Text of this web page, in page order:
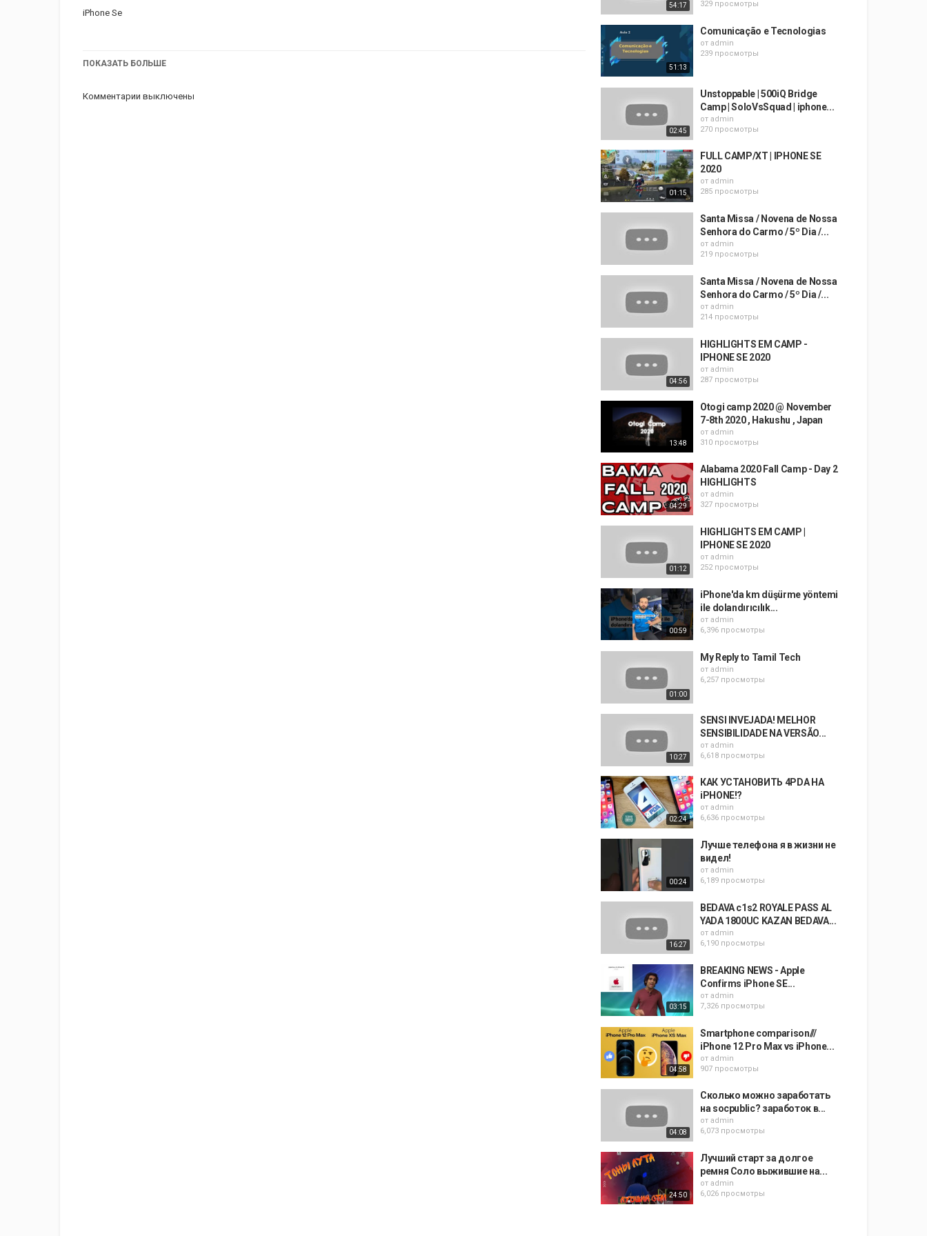
iPhone Se
#ruanff
ПОКАЗАТЬ БОЛЬШЕ
Комментарии выключены
54:17 329 просмотры
51:13
Comunicação e Tecnologias
от admin
239 просмотры
02:45
Unstoppable | 500iQ Bridge
Camp | SoloVsSquad | iphone...
от admin
270 просмотры
01:15
FULL CAMP/XT | IPHONE SE
2020
от admin
285 просмотры
Santa Missa / Novena de Nossa
Senhora do Carmo / 5º Dia /...
от admin
219 просмотры
Santa Missa / Novena de Nossa
Senhora do Carmo / 5º Dia /...
от admin
214 просмотры
04:56
HIGHLIGHTS EM CAMP -
IPHONE SE 2020
от admin
287 просмотры
13:48
Otogi camp 2020 @ November
7-8th 2020 , Hakushu , Japan
от admin
310 просмотры
04:29
Alabama 2020 Fall Camp - Day 2
HIGHLIGHTS
от admin
327 просмотры
01:12
HIGHLIGHTS EM CAMP |
IPHONE SE 2020
от admin
252 просмотры
00:59
iPhone'da km düşürme yöntemi
ile dolandırıcılık...
от admin
6,396 просмотры
01:00
My Reply to Tamil Tech
от admin
6,257 просмотры
10:27
SENSI INVEJADA! MELHOR
SENSIBILIDADE NA VERSÃO...
от admin
6,618 просмотры
02:24
КАК УСТАНОВИТЬ 4PDA НА
iPHONE!?
от admin
6,636 просмотры
00:24
Лучше телефона я в жизни не
видел!
от admin
6,189 просмотры
16:27
BEDAVA c1s2 ROYALE PASS AL
YADA 1800UC KAZAN BEDAVA...
от admin
6,190 просмотры
03:15
BREAKING NEWS - Apple
Confirms iPhone SE...
от admin
7,326 просмотры
04:58
Smartphone comparison///
iPhone 12 Pro Max vs iPhone...
от admin
907 просмотры
04:08
Сколько можно заработать
на socpublic? заработок в...
от admin
6,073 просмотры
24:50
Лучший старт за долгое
ремня Соло выжившие на...
от admin
6,026 просмотры